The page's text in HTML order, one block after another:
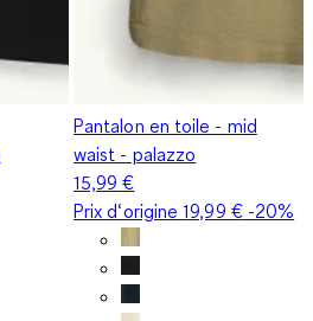
Pantalon en toile - mid
waist - palazzo
15,99 €
Prix d‘origine19,99 €-20%